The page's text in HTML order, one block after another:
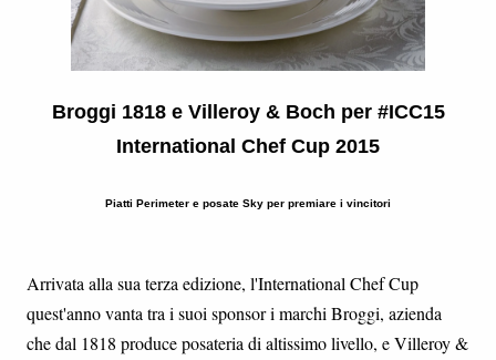
Broggi 1818 e Villeroy & Boch per #ICC15
International Chef Cup 2015
Piatti Perimeter e posate Sky per premiare i vincitori
Arrivata alla sua terza edizione, l'International Chef Cup
quest'anno vanta tra i suoi sponsor i marchi Broggi, azienda
che dal 1818 produce posateria di altissimo livello, e Villeroy &